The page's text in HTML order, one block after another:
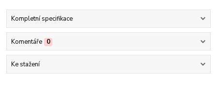
Kompletní specifikace
Komentáře 0
Ke stažení